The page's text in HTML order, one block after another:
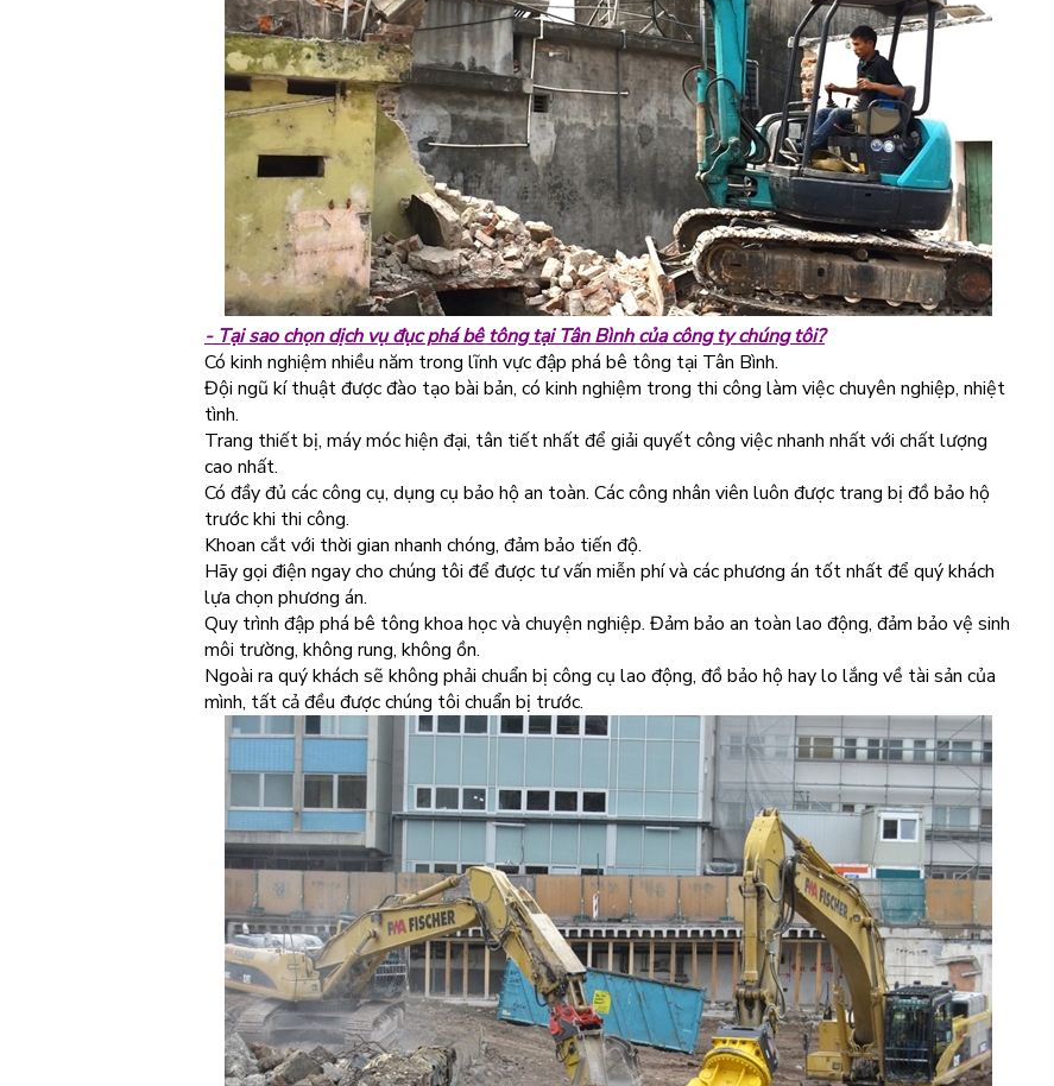
- Tại sao chọn dịch vụ đục phá bê tông tại Tân Bình của công ty chúng tôi?
Có kinh nghiệm nhiều năm trong lĩnh vực đập phá bê tông tại Tân Bình.
Đội ngũ kí thuật được đào tạo bài bản, có kinh nghiệm trong thi công làm việc chuyên nghiệp, nhiệt
tình.
Trang thiết bị, máy móc hiện đại, tân tiết nhất để giải quyết công việc nhanh nhất với chất lượng
cao nhất.
Có đầy đủ các công cụ, dụng cụ bảo hộ an toàn. Các công nhân viên luôn được trang bị đồ bảo hộ
trước khi thi công.
Khoan cắt với thời gian nhanh chóng, đảm bảo tiến độ.
Hãy gọi điện ngay cho chúng tôi để được tư vấn miễn phí và các phương án tốt nhất để quý khách
lựa chọn phương án.
Quy trình đập phá bê tông khoa học và chuyện nghiệp. Đảm bảo an toàn lao động, đảm bảo vệ sinh
môi trường, không rung, không ồn.
Ngoài ra quý khách sẽ không phải chuẩn bị công cụ lao động, đồ bảo hộ hay lo lắng về tài sản của
mình, tất cả đều được chúng tôi chuẩn bị trước.